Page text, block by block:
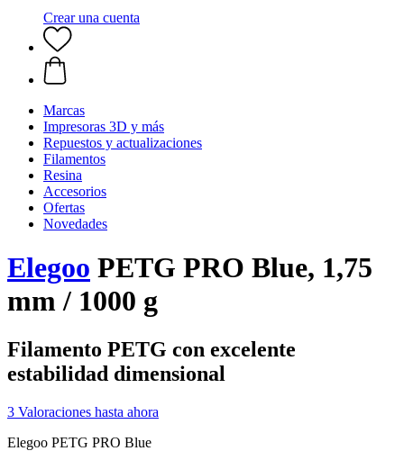
Crear una cuenta
Marcas
Impresoras 3D y más
Repuestos y actualizaciones
Filamentos
Resina
Accesorios
Ofertas
Novedades
Elegoo PETG PRO Blue, 1,75
mm / 1000 g
Filamento PETG con excelente
estabilidad dimensional
3 Valoraciones hasta ahora
Elegoo PETG PRO Blue